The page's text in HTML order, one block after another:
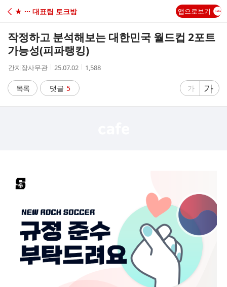
C
A
★ ··· 대표팀 토크방 앱으로보기
작정하고 분석해보는 대한민국 월드컵 2포트
가능성(피파랭킹)
작
자
간지장사무관
작
시
간
25.07.02
조
1,588
목록 댓글 5
글
가
글
자
가